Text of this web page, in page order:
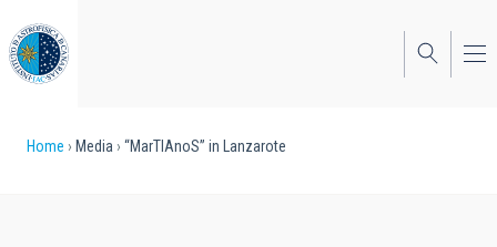
to
main
content
Breadcrumb
Home Media “MarTIAnoS” in Lanzarote